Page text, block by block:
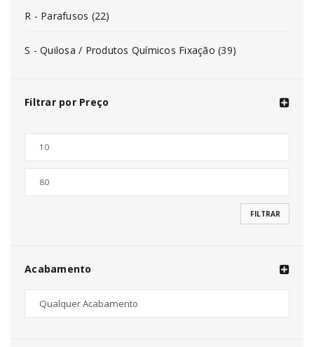
R - Parafusos (22)
S - Quilosa / Produtos Químicos Fixação (39)
Filtrar por Preço
FILTRAR
Acabamento